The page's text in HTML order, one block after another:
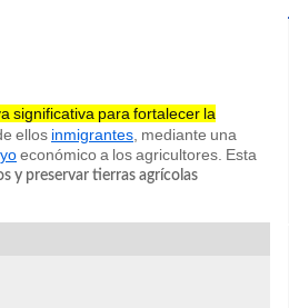
significativa para fortalecer la
ellos inmigrantes , mediante una
económico a los agricultores. Esta
y preservar tierras agrícolas